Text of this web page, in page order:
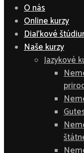
O nás
Online kurzy
Diaľkové
Naše kurzy
Jazykové